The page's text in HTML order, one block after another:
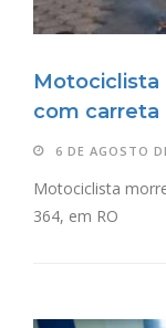
Motociclista
com carreta
6 DE AGOSTO
Motociclista
364, em RO